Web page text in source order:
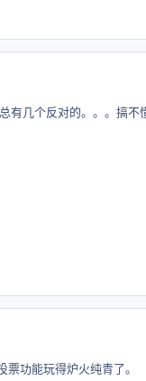
几个反对的。。。搞
功能玩得炉火纯青了。